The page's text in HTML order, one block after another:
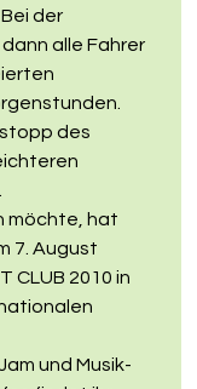
der
alle Fahrer
des
möchte, hat
7. August
CLUB 2010 in
und Musik-